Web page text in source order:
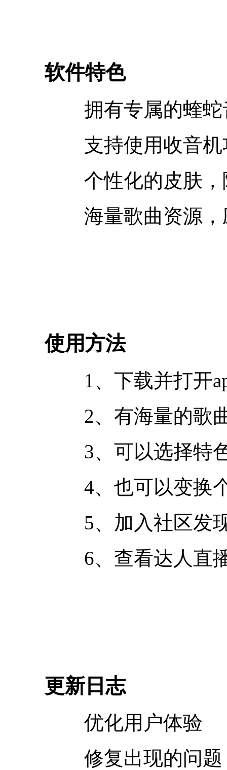
软件特色
拥有专属的蝰蛇
支持使用收音机
个性化的皮肤，
海量歌曲资源，
使用方法
1、下载并打开
2、有海量的歌
3、可以选择特
4、也可以变换
5、加入社区发现
6、查看达人直播
更新日志
优化用户体验
修复出现的问题